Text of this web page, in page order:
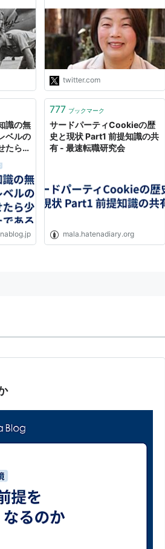
にどう声をかけたらいいかを
知りたい方が多いことが分か
りました。私が経験してきた
範囲でお伝えしたいと思いま
す。まず前提としては困って
いる人はしおらしく可愛げが
あるとは限らないですし、困
っている人に関わるのはそれ
は大変です。"
twitter.com
識の無
ベルの
たら少
前提
発
777 ブックマーク
サードパーティCookieの歴
史と現状 Part1 前提知識の共
有 - 最速転職研究会
mala.hatenadiary.org